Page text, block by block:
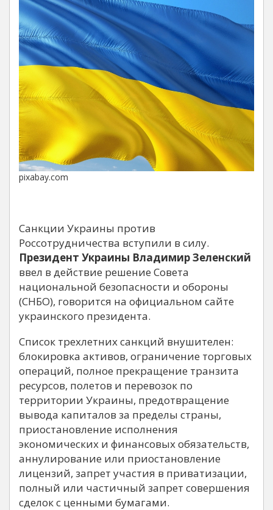
pixabay.com
Санкции Украины против
Россотрудничества вступили в силу.
Президент Украины Владимир Зеленский
ввел в действие решение Совета
национальной безопасности и обороны
(СНБО), говорится на официальном сайте
украинского президента.
Список трехлетних санкций внушителен:
блокировка активов, ограничение торговых
операций, полное прекращение транзита
ресурсов, полетов и перевозок по
территории Украины, предотвращение
вывода капиталов за пределы страны,
приостановление исполнения
экономических и финансовых обязательств,
аннулирование или приостановление
лицензий, запрет участия в приватизации,
полный или частичный запрет совершения
сделок с ценными бумагами.